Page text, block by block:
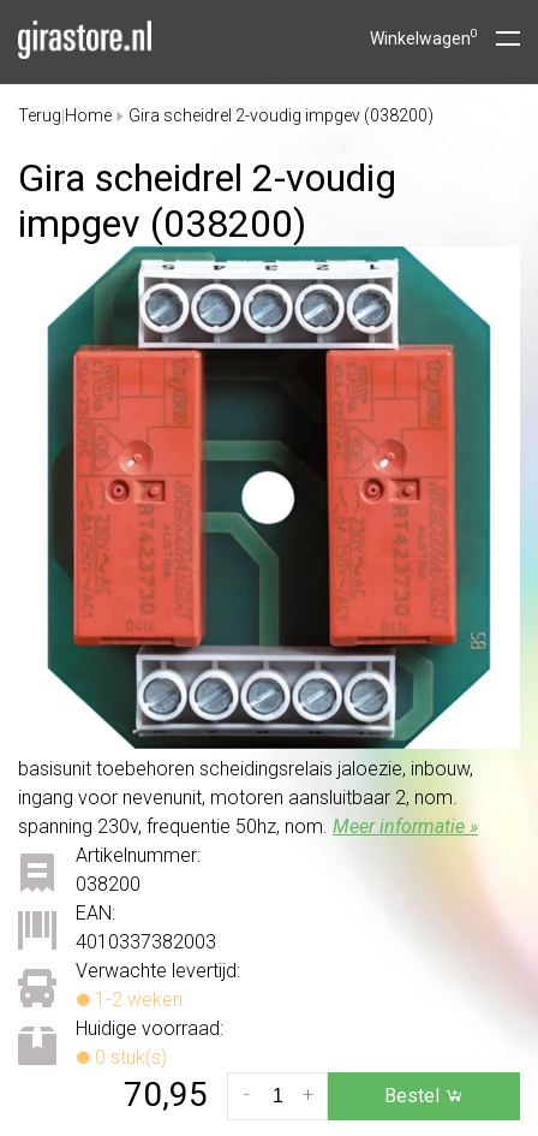
Winkelwagen0
Terug Home Gira scheidrel 2-voudig impgev (038200)
Gira scheidrel 2-voudig
impgev (038200)
basisunit toebehoren scheidingsrelais jaloezie, inbouw,
ingang voor nevenunit, motoren aansluitbaar 2, nom.
spanning 230v, frequentie 50hz, nom. Meer informatie »
Verwachte levertijd:
1-2 weken
Huidige voorraad:
0 stuk(s)
Artikelnummer:
038200
EAN:
4010337382003
70,95 +
- Bestel